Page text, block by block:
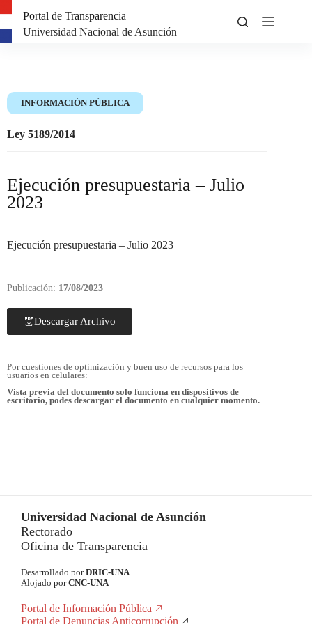
Portal de Transparencia
Universidad Nacional de Asunción
INFORMACIÓN PÚBLICA
Ley 5189/2014
Ejecución presupuestaria – Julio
2023
Ejecución presupuestaria – Julio 2023
Publicación: 17/08/2023
Descargar Archivo
Por cuestiones de optimización y buen uso de recursos para los
usuarios en celulares:
Vista previa del documento solo funciona en dispositivos de
escritorio, podes descargar el documento en cualquier momento.
Universidad Nacional de Asunción
Rectorado
Oficina de Transparencia
Desarrollado porDRIC-UNA
Alojado porCNC-UNA
Portal de Información Pública
Portal de Denuncias Anticorrupción